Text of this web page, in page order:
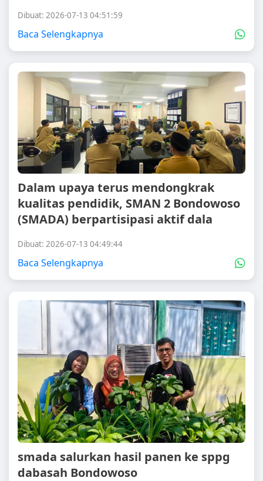
Dibuat: 2026-07-13 04:51:59
Baca Selengkapnya
Dalam upaya terus mendongkrak
kualitas pendidik, SMAN 2 Bondowoso
(SMADA) berpartisipasi aktif dala
Dibuat: 2026-07-13 04:49:44
Baca Selengkapnya
smada salurkan hasil panen ke sppg
dabasah Bondowoso